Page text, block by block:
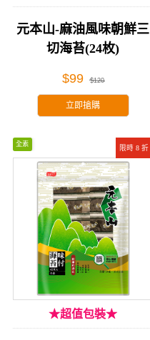
元本山-麻油風味朝鮮三
切海苔(24枚)
$99 $120
立即搶購
限時 8 折
全素
★超值包裝★